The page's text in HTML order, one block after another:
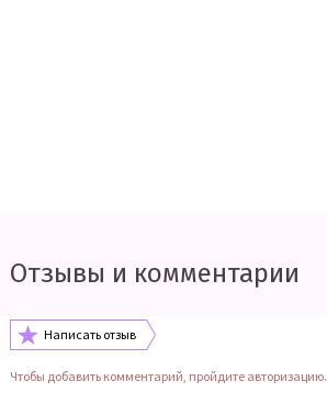
Отзывы и комментарии
Написать отзыв
Чтобы добавить комментарий, пройдите авторизацию.